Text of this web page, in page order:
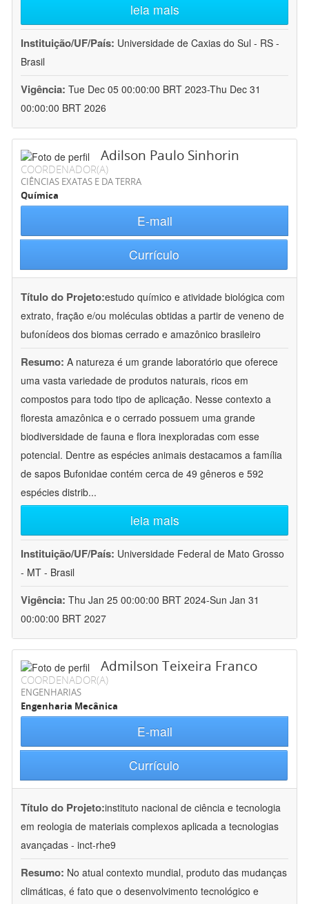
leia mais
Instituição/UF/País: Universidade de Caxias do Sul - RS -
Brasil
Vigência: Tue Dec 05 00:00:00 BRT 2023-Thu Dec 31
00:00:00 BRT 2026
Adilson Paulo Sinhorin
COORDENADOR(A)
CIÊNCIAS EXATAS E DA TERRA
Química
E-mail
Currículo
Título do Projeto:estudo químico e atividade biológica com
extrato, fração e/ou moléculas obtidas a partir de veneno de
bufonídeos dos biomas cerrado e amazônico brasileiro
Resumo: A natureza é um grande laboratório que oferece
uma vasta variedade de produtos naturais, ricos em
compostos para todo tipo de aplicação. Nesse contexto a
floresta amazônica e o cerrado possuem uma grande
biodiversidade de fauna e flora inexploradas com esse
potencial. Dentre as espécies animais destacamos a família
de sapos Bufonidae contém cerca de 49 gêneros e 592
espécies distrib...
leia mais
Instituição/UF/País: Universidade Federal de Mato Grosso
- MT - Brasil
Vigência: Thu Jan 25 00:00:00 BRT 2024-Sun Jan 31
00:00:00 BRT 2027
Admilson Teixeira Franco
COORDENADOR(A)
ENGENHARIAS
Engenharia Mecânica
E-mail
Currículo
Título do Projeto:instituto nacional de ciência e tecnologia
em reologia de materiais complexos aplicada a tecnologias
avançadas - inct-rhe9
Resumo: No atual contexto mundial, produto das mudanças
climáticas, é fato que o desenvolvimento tecnológico e